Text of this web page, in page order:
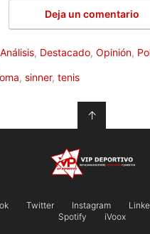
Deja un comentario
Análisis, Destacado, Opinión,
, sinner, tenis
↑
Twitter Instagram
Spotify
iVoox